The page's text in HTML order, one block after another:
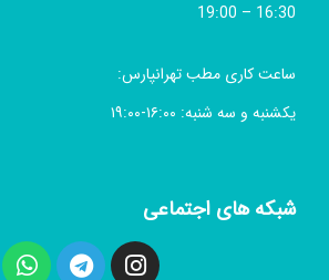
16:30 – 19:00
ساعت کاری مطب تهرانپارس:
یکشنبه و سه شنبه: ۱۶:۰۰-۱۹:۰۰
شبکه های اجتماعی